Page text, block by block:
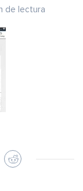
de lectura